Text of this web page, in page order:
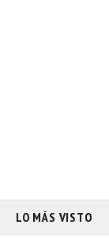
LO MÁS VISTO